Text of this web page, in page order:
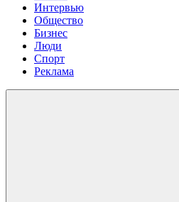
Интервью
Общество
Бизнес
Люди
Спорт
Реклама